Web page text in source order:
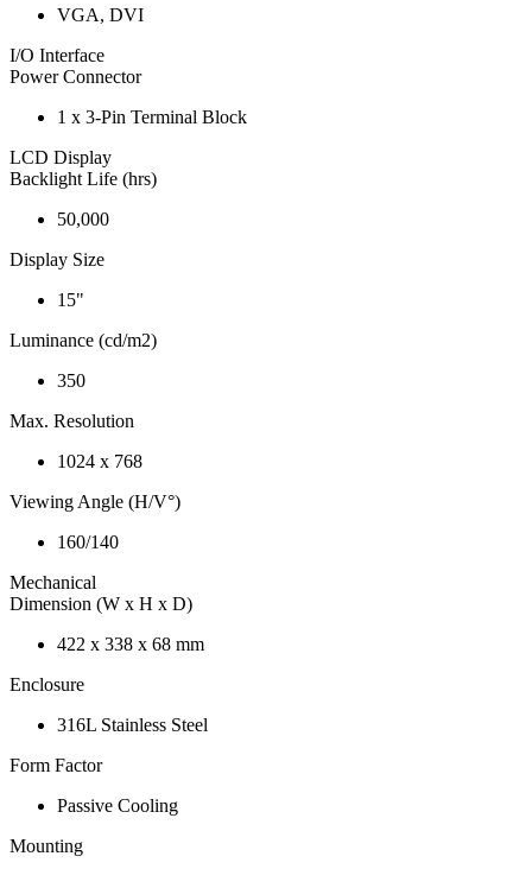
VGA, DVI
I/O Interface
Power Connector
1 x 3-Pin Terminal Block
LCD Display
Backlight Life (hrs)
50,000
Display Size
15"
Luminance (cd/m2)
350
Max. Resolution
1024 x 768
Viewing Angle (H/V°)
160/140
Mechanical
Dimension (W x H x D)
422 x 338 x 68 mm
Enclosure
316L Stainless Steel
Form Factor
Passive Cooling
Mounting